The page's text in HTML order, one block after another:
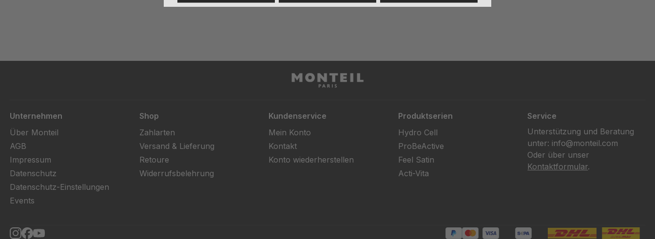
Unternehmen
Über Monteil
AGB
Impressum
Datenschutz
Datenschutz-Einstellungen
Events
Shop
Zahlarten
Versand & Lieferung
Retoure
Widerrufsbelehrung
Kundenservice
Mein Konto
Kontakt
Konto wiederherstellen
Produktserien
Hydro Cell
ProBeActive
Feel Satin
Acti-Vita
Service
Unterstützung und Beratung
unter: info@monteil.com
Oder über unser
Kontaktformular.